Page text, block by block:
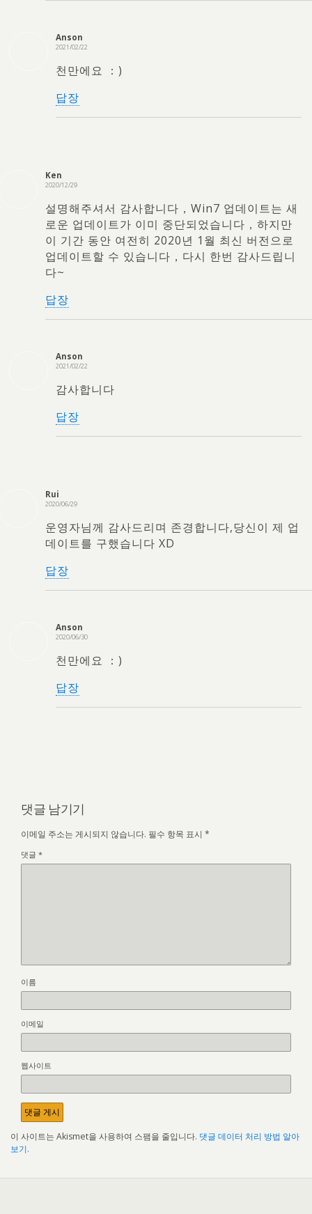
Anson
2021/02/22
천만에요 ：)
답장
Ken
2020/12/29
설명해주셔서 감사합니다，Win7 업데이트는 새
로운 업데이트가 이미 중단되었습니다，하지만
이 기간 동안 여전히 2020년 1월 최신 버전으로
업데이트할 수 있습니다，다시 한번 감사드립니
다~
답장
Anson
2021/02/22
감사합니다
답장
Rui
2020/06/29
운영자님께 감사드리며 존경합니다,당신이 제 업
데이트를 구했습니다 XD
답장
Anson
2020/06/30
천만에요 ：)
답장
댓글 남기기
이메일 주소는 게시되지 않습니다. 필수 항목 표시 *
댓글 *
이름
이메일
웹사이트
이 사이트는 Akismet을 사용하여 스팸을 줄입니다. 댓글 데이터 처리 방법 알아
보기.